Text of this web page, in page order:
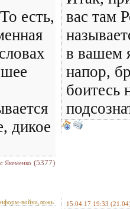
есть,
дикое
Якеменко (5377)
вас там
в вашем
напор,
боитесь
война,ложь 15.04.17 19:33